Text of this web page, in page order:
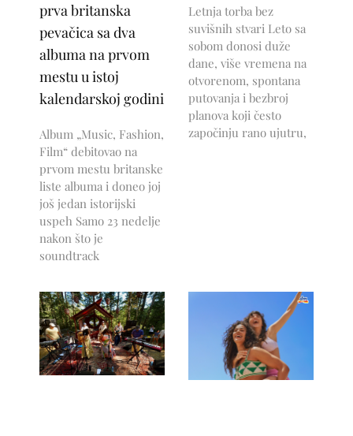
prva britanska
pevačica sa dva
albuma na prvom
mestu u istoj
kalendarskoj godini
Album „Music, Fashion,
Film“ debitovao na
prvom mestu britanske
liste albuma i doneo joj
još jedan istorijski
uspeh Samo 23 nedelje
nakon što je
soundtrack
Letnja torba bez
suvišnih stvari Leto sa
sobom donosi duže
dane, više vremena na
otvorenom, spontana
putovanja i bezbroj
planova koji često
započinju rano ujutru,